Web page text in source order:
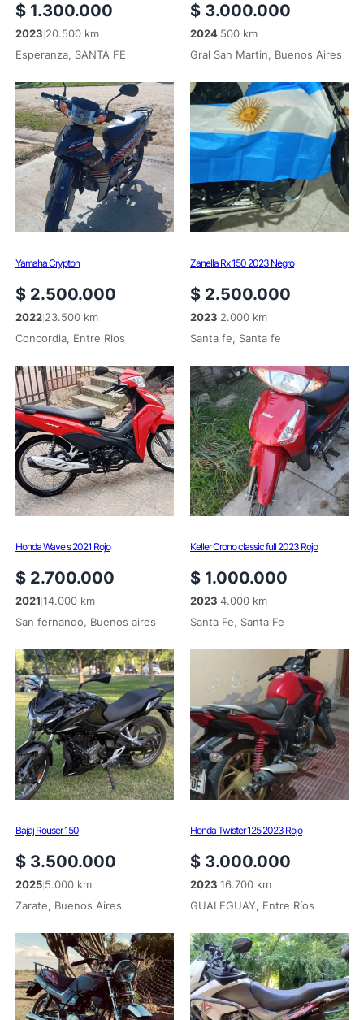
$1.300.000
2023 20.500 km
Esperanza, SANTA FE
$ 3.000.000
2024 500 km
Gral San Martin, Buenos Aires
Yamaha Crypton
$2.500.000
2022| 23.500 km
Concordia, Entre Rios
Zanella Rx 150 2023 Negro
$ 2.500.000
2023 2.000 km
Santa fe, Santa fe
Honda Wave s 2021 Rojo
$2.700.000
2021 14.000 km
San fernando, Buenos aires
Keller Crono classic full 2023 Rojo
$ 1.000.000
2023 4.000 km
Santa Fe, Santa Fe
Bajaj Rouser 150
$3.500.000
2025| 5.000 km
Zarate, Buenos Aires
Honda Twister 125 2023 Rojo
$ 3.000.000
2023 16.700 km
GUALEGUAY, Entre Ríos